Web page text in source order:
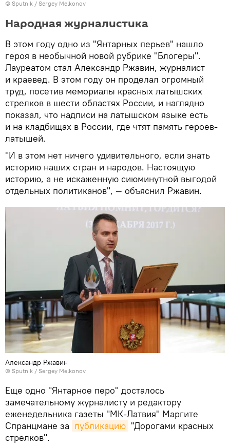
© Sputnik / Sergey Melkonov
Народная журналистика
В этом году одно из "Янтарных перьев" нашло
героя в необычной новой рубрике "Блогеры".
Лауреатом стал Александр Ржавин, журналист
и краевед. В этом году он проделал огромный
труд, посетив мемориалы красных латышских
стрелков в шести областях России, и наглядно
показал, что надписи на латышском языке есть
и на кладбищах в России, где чтят память героев-
латышей.
"И в этом нет ничего удивительного, если знать
историю наших стран и народов. Настоящую
историю, а не искаженную сиюминутной выгодой
отдельных политиканов", — объяснил Ржавин.
Александр Ржавин
© Sputnik / Sergey Melkonov
Еще одно "Янтарное перо" досталось
замечательному журналисту и редактору
еженедельника газеты "МК-Латвия" Маргите
Спранцмане за публикацию "Дорогами красных
стрелков".